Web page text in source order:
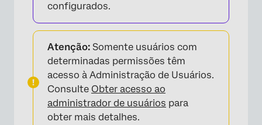
configurados.
Atenção: Somente usuários com
determinadas permissões têm
acesso à Administração de Usuários.
Consulte Obter acesso ao
administrador de usuários para
obter mais detalhes.